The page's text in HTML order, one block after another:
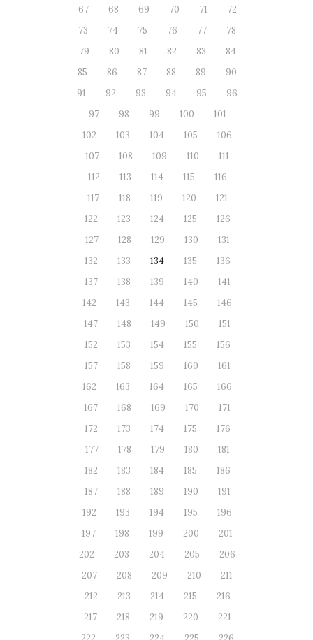
67
68 69 70 71
72
73
74 75 76 77
78
79
80 81 82 83
84
85
86 87 88 89
90
91
92 93 94 95
96
97
98 99 100
101
102
103 104 105
106
107
108 109 110
111
112
113 114 115
116
117
118 119 120
121
122
123 124 125
126
127
128 129 130
131
132
133 134 135
136
137
138 139 140
141
142
143 144 145
146
147
148 149 150
151
152
153 154 155
156
157
158 159 160
161
162
163 164 165
166
167
168 169 170
171
172
173 174 175
176
177
178 179 180
181
182
183 184 185
186
187
188 189 190
191
192
193 194 195
196
197
198 199 200
201
202
203 204 205
206
207
208 209 210
211
212
213 214 215
216
217
218 219 220
221